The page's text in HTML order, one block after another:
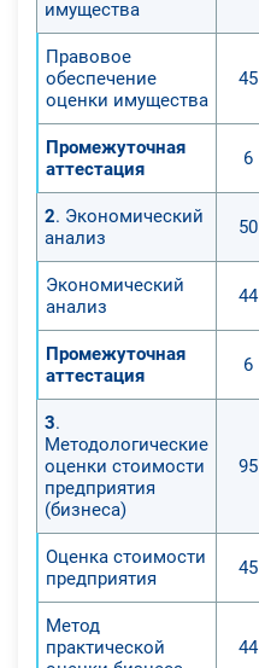
имущества
Правовое
обеспечение
оценки имущества
45
Промежуточная
аттестация
6
2. Экономический
анализ
50
Экономический
анализ
44
Промежуточная
аттестация
6
3.
Методологические
оценки стоимости
предприятия
(бизнеса)
95
Оценка стоимости
предприятия
45
Метод
практической
44